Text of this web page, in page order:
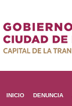
INICIO DENUNCIA